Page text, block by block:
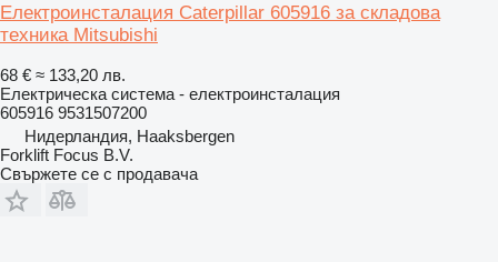
Електроинсталация Caterpillar 605916 за складова
техника Mitsubishi
68 € ≈ 133,20 лв.
Електрическа система - електроинсталация
605916 9531507200
Нидерландия, Haaksbergen
Forklift Focus B.V.
Свържете се с продавача